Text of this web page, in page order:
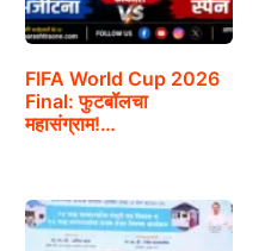
FIFA World Cup 2026
Final: फुटबॉलचा
महासंग्राम!…